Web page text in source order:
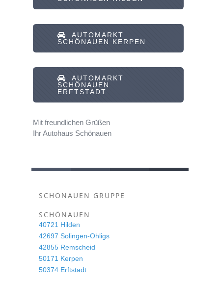
AUTOMARKT
SCHÖNAUEN KERPEN
AUTOMARKT
SCHÖNAUEN
ERFTSTADT
Mit freundlichen Grüßen
Ihr Autohaus Schönauen
SCHÖNAUEN GRUPPE
SCHÖNAUEN
40721 Hilden
42697 Solingen-Ohligs
42855 Remscheid
50171 Kerpen
50374 Erftstadt